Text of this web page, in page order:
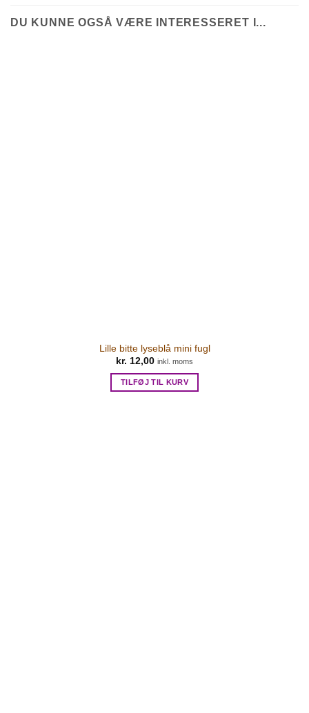
DU KUNNE OGSÅ VÆRE INTERESSERET I...
Lille bitte lyseblå mini fugl
kr. 12,00 inkl. moms
TILFØJ TIL KURV